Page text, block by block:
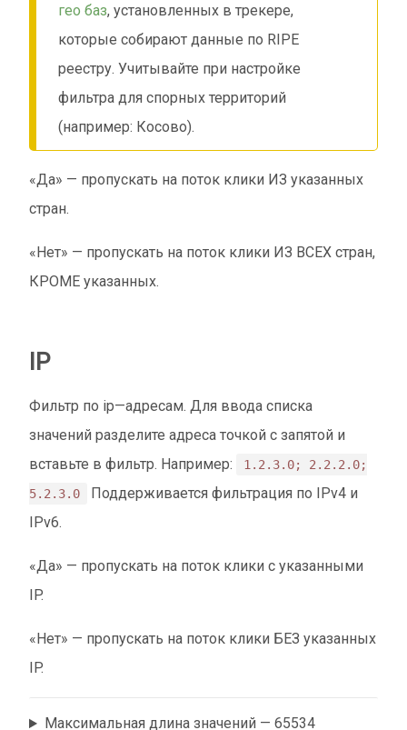
гео баз, установленных в трекере,
которые собирают данные по RIPE
реестру. Учитывайте при настройке
фильтра для спорных территорий
(например: Косово).
«Да» — пропускать на поток клики ИЗ указанных
стран.
«Нет» — пропускать на поток клики ИЗ ВСЕХ стран,
КРОМЕ указанных.
IP
Фильтр по ip—адресам. Для ввода списка
значений разделите адреса точкой с запятой и
вставьте в фильтр. Например:
1.2.3.0; 2.2.2.0;
5.2.3.0
Поддерживается фильтрация по IPv4 и
IPv6.
«Да» — пропускать на поток клики с указанными
IP.
«Нет» — пропускать на поток клики БЕЗ указанных
IP.
Максимальная длина значений — 65534